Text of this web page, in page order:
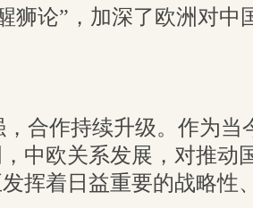
狮论”，加深了欧洲对中
合作持续升级。作为当
中欧关系发展，对推动
挥着日益重要的战略性